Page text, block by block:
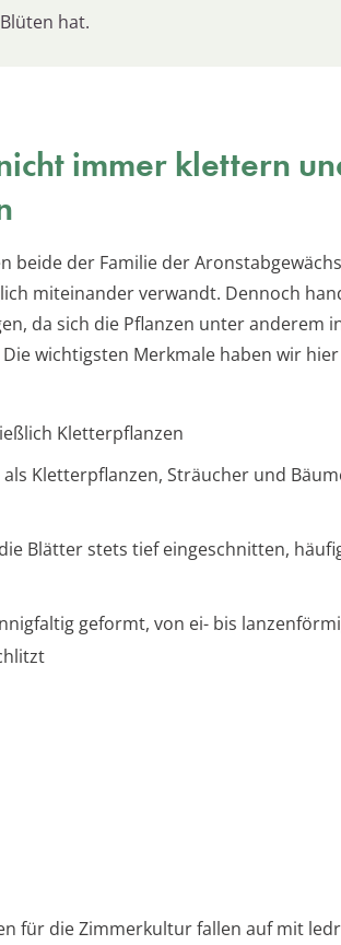
hat.
immer klettern
beide der Familie der
miteinander verwandt. Dennoch
da sich die Pflanzen unter anderem
wichtigsten Merkmale haben wir
Kletterpflanzen
Kletterpflanzen, Sträucher und
Blätter stets tief eingeschnitten,
geformt, von ei- bis
für die Zimmerkultur fallen auf mit